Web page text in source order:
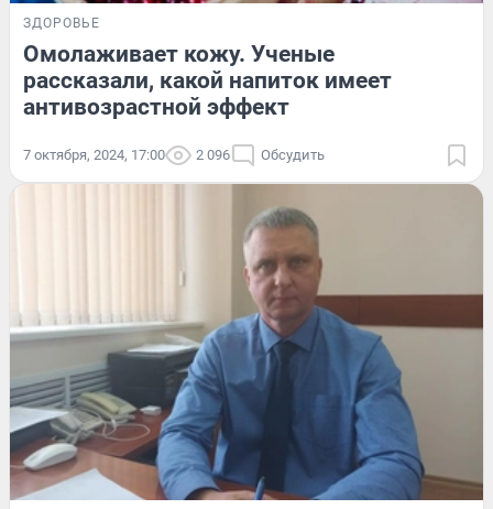
ЗДОРОВЬЕ
Омолаживает кожу. Ученые
рассказали, какой напиток имеет
антивозрастной эффект
7 октября, 2024, 17:00 2 096 Обсудить